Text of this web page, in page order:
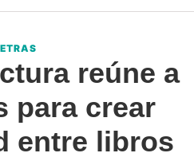
reúne a
para crear
entre libros